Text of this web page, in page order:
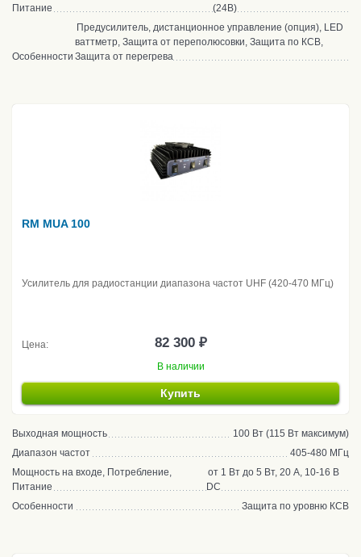
Питание
(24В)
Особенности
Предусилитель, дистанционное управление (опция), LED
ваттметр, Защита от переполюсовки, Защита по КСВ,
Защита от перегрева
RM MUA 100
Усилитель для радиостанции диапазона частот UHF (420-470 МГц)
Цена: 82 300 ₽
В наличии
Купить
Выходная мощность
100 Вт (115 Вт максимум)
Диапазон частот
405-480 МГц
Мощность на входе, Потребление,
Питание
от 1 Вт до 5 Вт, 20 А, 10-16 В
DC
Особенности
Защита по уровню КСВ